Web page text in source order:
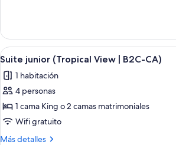
(C)
junior,
habitaciones
conectadas
Abrir
todas
las
fotos
de
Suite
junior
Habitación
4
Suite junior (Tropical View | B2C-CA)
1 habitación
4 personas
1 cama King o 2 camas matrimoniales
Wifi gratuito
Más detalles
Más